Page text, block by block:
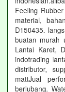
Feeling
material,
D150435.
buatan murah
Lantai Karet,
indotrading
distributor,
mattJual
berlubang.